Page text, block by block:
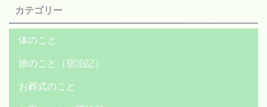
カテゴリー
体のこと
旅のこと（宿泊記）
お葬式のこと